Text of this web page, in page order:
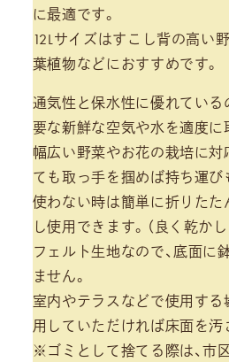
に最適です。
12Lサイズはすこし背の高い
葉植物などにおすすめです。
通気性と保水性に優れている
要な新鮮な空気や水を適度に
幅広い野菜やお花の栽培に対
ても取っ手を掴めば持ち運び
使わない時は簡単に折りたた
し使用できます。（良く乾か
フェルト生地なので、底面に
ません。
室内やテラスなどで使用する
用していただければ床面を汚
※ゴミとして捨てる際は、市